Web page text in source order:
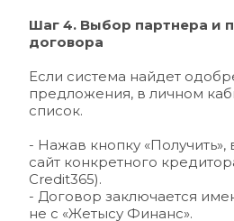
Шаг 4. Выбор партнера и
договора
Если система найдет
предложения, в личном
список.
- Нажав кнопку
сайт конкретного
Credit365).
- Договор заключается
не с «Жетысу Финанс».